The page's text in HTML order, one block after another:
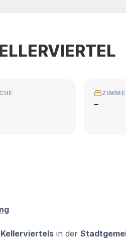
–
Kellerviertels in der